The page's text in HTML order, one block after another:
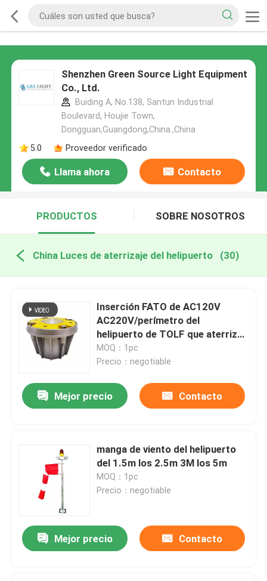
Shenzhen Green Source Light Equipment
Co., Ltd.
Buiding A, No.138, Santun Industrial
Boulevard, Houjie Town,
Dongguan,Guangdong,China.,China
5.0
Proveedor verificado
Llama ahora Contacto
PRODUCTOS SOBRE NOSOTROS
China Luces de aterrizaje del helipuerto (30)
Inserción FATO de AC120V
AC220V/perímetro del
helipuerto de TOLF que aterriza
luces verdes
MOQ：1pc
Precio：negotiable
Mejor precio Contacto
manga de viento del helipuerto
del 1.5m los 2.5m 3M los 5m
MOQ：1pc
Precio：negotiable
Mejor precio Contacto